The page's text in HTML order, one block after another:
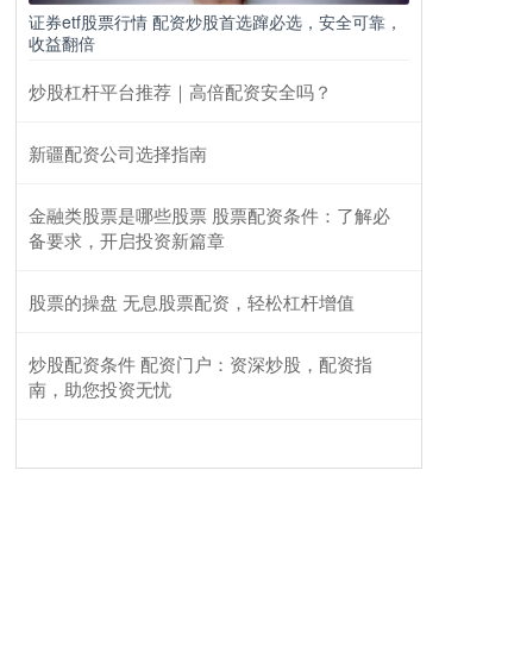
证券etf股票行情 配资炒股首选蹿必选，安全可靠，
收益翻倍
炒股杠杆平台推荐｜高倍配资安全吗？
新疆配资公司选择指南
金融类股票是哪些股票 股票配资条件：了解必
备要求，开启投资新篇章
股票的操盘 无息股票配资，轻松杠杆增值
炒股配资条件 配资门户：资深炒股，配资指
南，助您投资无忧